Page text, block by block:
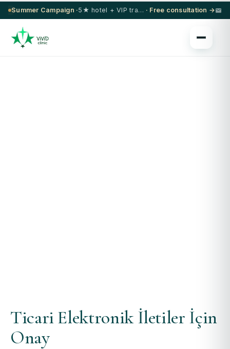
Summer Campaign · 5★ hotel + VIP transfer on select procedures · Free consultation →
Ticari Elektronik İletiler İçin
Onay